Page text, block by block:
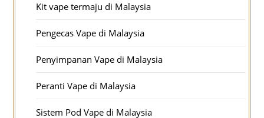
Kit vape termaju di Malaysia
Pengecas Vape di Malaysia
Penyimpanan Vape di Malaysia
Peranti Vape di Malaysia
Sistem Pod Vape di Malaysia